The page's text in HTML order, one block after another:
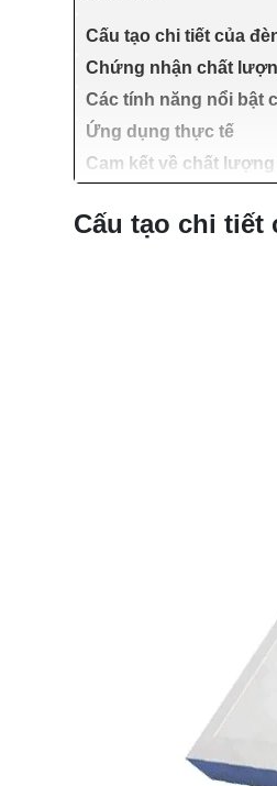
Cấu tạo chi tiết của
Chứng nhận chất
Các tính năng nổi bật
Ứng dụng thực tế
Cam kết về chất
Cấu tạo chi tiết